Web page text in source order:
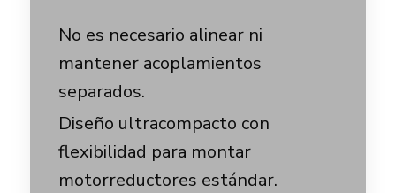
No es necesario alinear ni
mantener acoplamientos
separados.
Diseño ultracompacto con
flexibilidad para montar
motorreductores estándar.